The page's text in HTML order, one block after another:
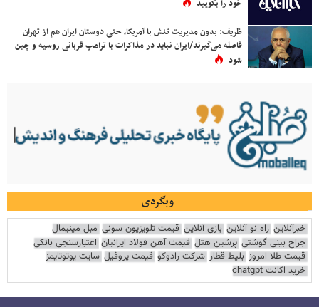
خود را بگویید
ظریف: بدون مدیریت تنش با آمریکا، حتی دوستان ایران هم از تهران
فاصله می‌گیرند/ایران نباید در مذاکرات با ترامپ قربانی روسیه و چین
شود
وبگردی
خبرآنلاین راه نو آنلاین بازی آنلاین قیمت تلویزیون سونی مبل مینیمال
جراح بینی گوشتی پرشین هتل قیمت آهن فولاد ایرانیان اعتبارسنجی بانکی
قیمت طلا امروز بلیط قطار شرکت رادوکو قیمت پروفیل سایت یوتوتایمز
خرید اکانت chatgpt